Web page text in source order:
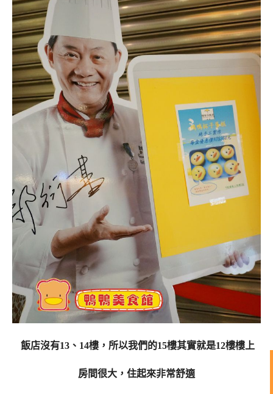
飯店沒有13、14樓，所以我們的15樓其實就是12樓樓上
房間很大，住起來非常舒適